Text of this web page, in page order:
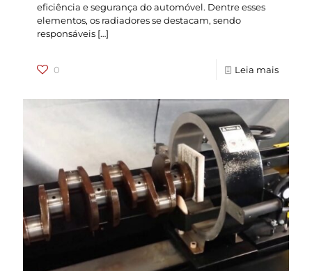
eficiência e segurança do automóvel. Dentre esses
elementos, os radiadores se destacam, sendo
responsáveis […]
0 Leia mais